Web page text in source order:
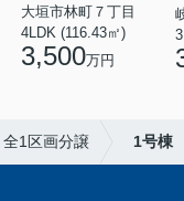
大垣市林町７丁目
4LDK (116.43㎡)
3,500万円
1区画分譲 1号棟